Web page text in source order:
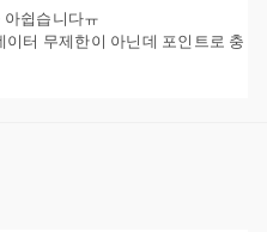
쉽습니다ㅠ
터 무제한이 아닌데 포인트로 충